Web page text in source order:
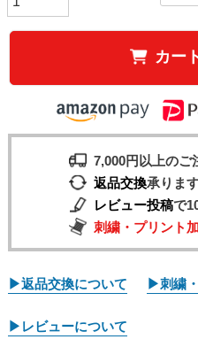
カー
7,000円以上のご
返品交換承りま
レビュー投稿で
刺繍・プリント
▶返品交換について ▶刺繍
▶レビューについて